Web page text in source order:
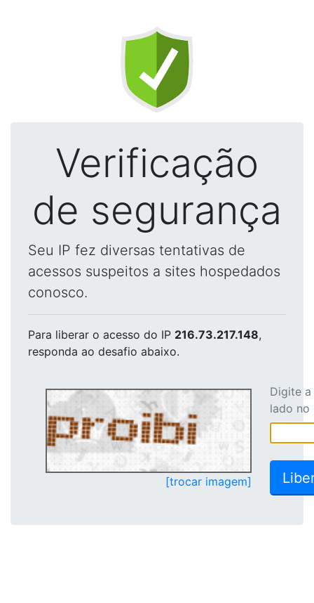
Verificação
de segurança
Seu IP fez diversas tentativas de
acessos suspeitos a sites hospedados
conosco.
Para liberar o acesso do IP 216.73.217.148,
responda ao desafio abaixo.
[trocar imagem]
Digite
lado no